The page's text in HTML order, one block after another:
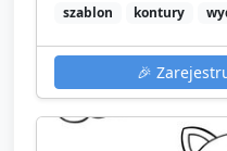
szablon
kontury
🎉